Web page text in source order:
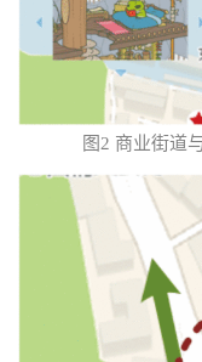
图2 商业街道